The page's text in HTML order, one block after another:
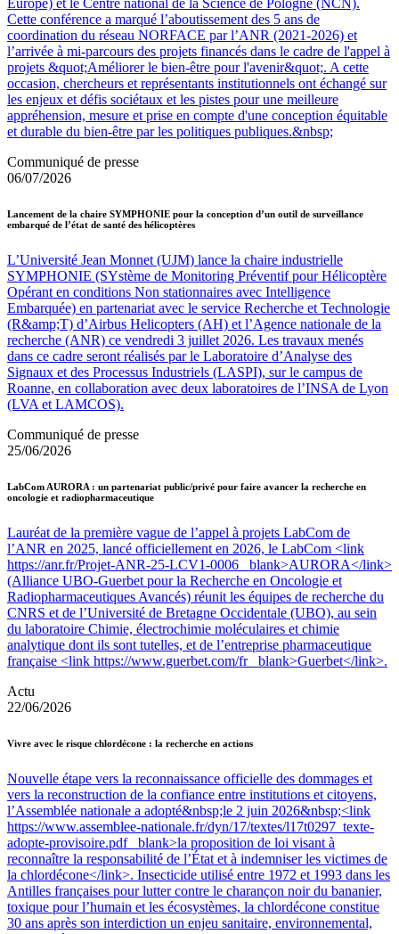
Europe) et le Centre national de la Science de Pologne (NCN).
Cette conférence a marqué l’aboutissement des 5 ans de
coordination du réseau NORFACE par l’ANR (2021-2026) et
l’arrivée à mi-parcours des projets financés dans le cadre de l'appel à
projets &quot;Améliorer le bien-être pour l'avenir&quot;. A cette
occasion, chercheurs et représentants institutionnels ont échangé sur
les enjeux et défis sociétaux et les pistes pour une meilleure
appréhension, mesure et prise en compte d'une conception équitable
et durable du bien-être par les politiques publiques.&nbsp;
Communiqué de presse
06/07/2026
Lancement de la chaire SYMPHONIE pour la conception d’un outil de surveillance
embarqué de l’état de santé des hélicoptères
L’Université Jean Monnet (UJM) lance la chaire industrielle
SYMPHONIE (SYstème de Monitoring Préventif pour Hélicoptère
Opérant en conditions Non stationnaires avec Intelligence
Embarquée) en partenariat avec le service Recherche et Technologie
(R&amp;T) d’Airbus Helicopters (AH) et l’Agence nationale de la
recherche (ANR) ce vendredi 3 juillet 2026. Les travaux menés
dans ce cadre seront réalisés par le Laboratoire d’Analyse des
Signaux et des Processus Industriels (LASPI), sur le campus de
Roanne, en collaboration avec deux laboratoires de l’INSA de Lyon
(LVA et LAMCOS).
Communiqué de presse
25/06/2026
LabCom AURORA : un partenariat public/privé pour faire avancer la recherche en
oncologie et radiopharmaceutique
Lauréat de la première vague de l’appel à projets LabCom de
l’ANR en 2025, lancé officiellement en 2026, le LabCom <link
https://anr.fr/Projet-ANR-25-LCV1-0006 _blank>AURORA</link>
(Alliance UBO-Guerbet pour la Recherche en Oncologie et
Radiopharmaceutiques Avancés) réunit les équipes de recherche du
CNRS et de l’Université de Bretagne Occidentale (UBO), au sein
du laboratoire Chimie, électrochimie moléculaires et chimie
analytique dont ils sont tutelles, et de l’entreprise pharmaceutique
française <link https://www.guerbet.com/fr _blank>Guerbet</link>.
Actu
22/06/2026
Vivre avec le risque chlordécone : la recherche en actions
Nouvelle étape vers la reconnaissance officielle des dommages et
vers la reconstruction de la confiance entre institutions et citoyens,
l’Assemblée nationale a adopté&nbsp;le 2 juin 2026&nbsp;<link
https://www.assemblee-nationale.fr/dyn/17/textes/l17t0297_texte-
adopte-provisoire.pdf _blank>la proposition de loi visant à
reconnaître la responsabilité de l’État et à indemniser les victimes de
la chlordécone</link>. Insecticide utilisé entre 1972 et 1993 dans les
Antilles françaises pour lutter contre le charançon noir du bananier,
toxique pour l’humain et les écosystèmes, la chlordécone constitue
30 ans après son interdiction un enjeu sanitaire, environnemental,